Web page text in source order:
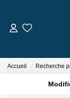
Accueil Recherche